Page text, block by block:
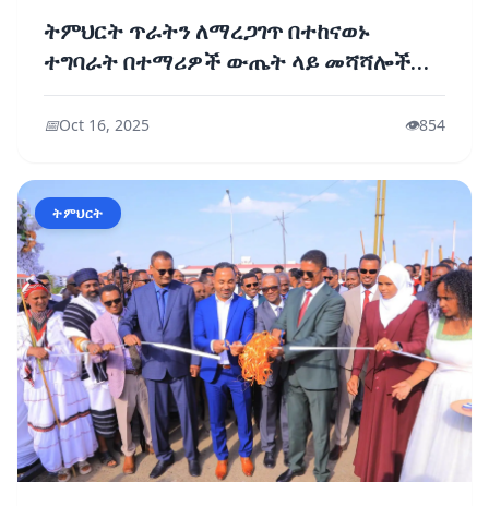
ትምህርት ጥራትን ለማረጋገጥ በተከናወኑ
ተግባራት በተማሪዎች ውጤት ላይ መሻሻሎች
እየታዩ ነው፡ - ፕሮፌሰር ብርሃኑ ነጋ
📅Oct 16, 2025 👁️854
ትምህርት